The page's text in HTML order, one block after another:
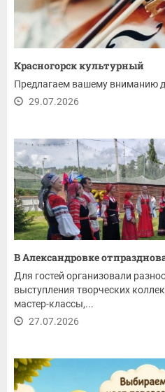
Красногорск культурный
Предлагаем вашему вниманию
29.07.2026
В Александровке
Для гостей организовали
выступления творческих
мастер-классы,...
27.07.2026